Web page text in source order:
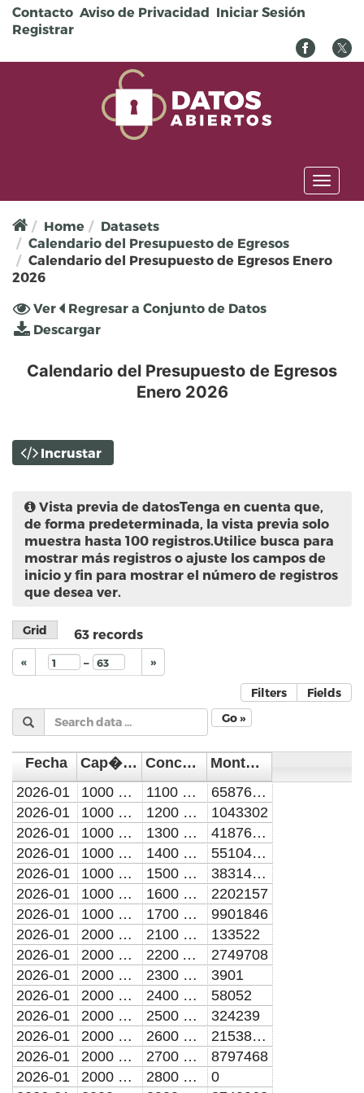
Pasar al contenido principal
Contacto Aviso de Privacidad Iniciar Sesión
Registrar
Toggle
Home
Datasets
Calendario del Presupuesto de Egresos
Calendario del Presupuesto de Egresos Enero
2026
Solapas principales
Ver (solapa
activa)
Regresar a Conjunto de Datos
Descargar
Calendario del Presupuesto de Egresos
Enero 2026
Incrustar
Vista previa de datosTenga en cuenta que,
de forma predeterminada, la vista previa solo
muestra hasta 100 registros.Utilice busca para
mostrar más registros o ajuste los campos de
inicio y fin para mostrar el número de registros
que desea ver.
Grid 63 records
« – »
Filters
Fields
Go »
Fecha Cap�tulo del gasto Concepto de Gasto
Monto en pesos
2026-01
1000 SERVICIOS PERSONALES 1100 REMUNERACIONES AL PERSONAL DE CARACTER PERMANENTE
65876108
2026-01
1000 SERVICIOS PERSONALES 1200 REMUNERACIONES AL PERSONAL DE CARACTER TRANSITORIO
1043302
2026-01
1000 SERVICIOS PERSONALES 1300 REMUNERACIONES ADICIONALES Y ESPECIALES
41876542
2026-01
1000 SERVICIOS PERSONALES 1400 SEGURIDAD SOCIAL
55104998
2026-01
1000 SERVICIOS PERSONALES 1500 OTRAS PRESTACIONES SOCIALES Y ECONOMICAS
38314390
2026-01
1000 SERVICIOS PERSONALES 1600 PREVISIONES
2202157
2026-01
1000 SERVICIOS PERSONALES 1700 PAGO DE ESTIMULOS A SERVIDORES PUBLICOS
9901846
2026-01
2000 MATERIALES Y SUMINISTROS 2100 MATERIALES DE ADMINISTRACION, EMISION DE DOCUMENTOS Y ARTICULOS OFICIALES
133522
2026-01
2000 MATERIALES Y SUMINISTROS 2200 ALIMENTOS Y UTENSILIOS
2749708
2026-01
2000 MATERIALES Y SUMINISTROS 2300 MATERIAS PRIMAS Y MATERIALES DE PRODUCCION Y COMERCIALIZACION
3901
2026-01
2000 MATERIALES Y SUMINISTROS 2400 MATERIALES Y ARTICULOS DE CONSTRUCCION Y DE REPARACION
58052
2026-01
2000 MATERIALES Y SUMINISTROS 2500 PRODUCTOS QUIMICOS, FARMACEUTICOS Y DE LABORATORIO
324239
2026-01
2000 MATERIALES Y SUMINISTROS 2600 COMBUSTIBLES, LUBRICANTES Y ADITIVOS
21538138
2026-01
2000 MATERIALES Y SUMINISTROS 2700 VESTUARIO, BLANCOS, PRENDAS DE PROTECCION Y ARTICULOS DEPORTIVOS
8797468
2026-01
2000 MATERIALES Y SUMINISTROS 2800 MATERIALES Y SUMINISTROS PARA SEGURIDAD
0